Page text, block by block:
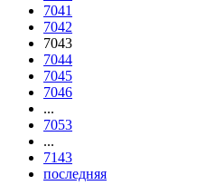
7041
7042
7043
7044
7045
7046
...
7053
...
7143
последняя